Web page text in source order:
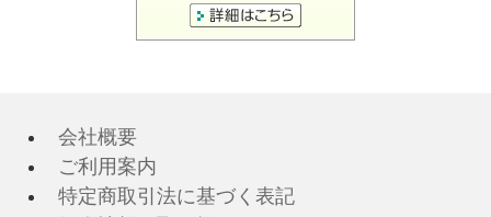
会社概要
ご利用案内
特定商取引法に基づく表記